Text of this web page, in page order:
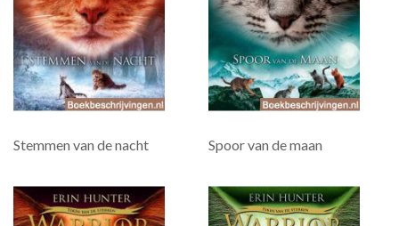
Stemmen van de nacht Spoor van de maan